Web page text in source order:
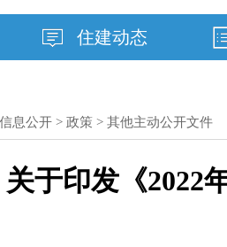
住建动态
息公开 > 政策 > 其他主动公开文件
关于印发《